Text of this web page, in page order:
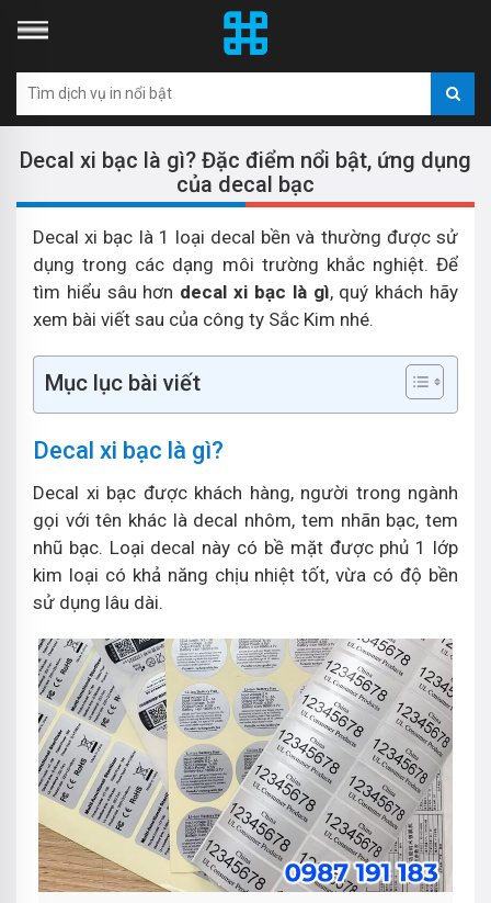
Decal xi bạc là gì? Đặc điểm nổi bật, ứng dụng
của decal bạc
Decal xi bạc là 1 loại decal bền và thường được sử
dụng trong các dạng môi trường khắc nghiệt. Để
tìm hiểu sâu hơn decal xi bạc là gì, quý khách hãy
xem bài viết sau của công ty Sắc Kim nhé.
Mục lục bài viết
Decal xi bạc là gì?
Decal xi bạc được khách hàng, người trong ngành
gọi với tên khác là decal nhôm, tem nhãn bạc, tem
nhũ bạc. Loại decal này có bề mặt được phủ 1 lớp
kim loại có khả năng chịu nhiệt tốt, vừa có độ bền
sử dụng lâu dài.